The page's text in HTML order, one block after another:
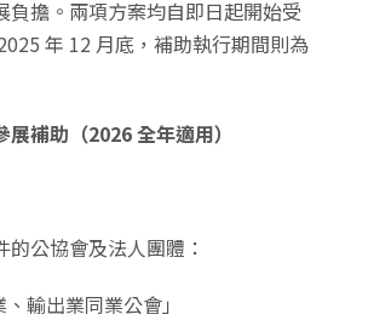
負擔。兩項方案均自即日起開始受
年 12 月底，補助執行期間則為
補助（2026 全年適用）
公協會及法人團體：
輸出業同業公會」